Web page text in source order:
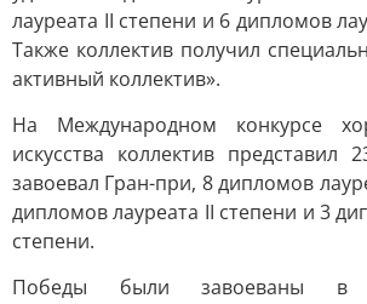
лауреата II степени и 6 дипломов
Также коллектив получил
активный коллектив».
На Международном конкурсе
искусства коллектив представил
завоевал Гран-при, 8 дипломов
дипломов лауреата II степени и 3
степени.
Победы были завоеваны в